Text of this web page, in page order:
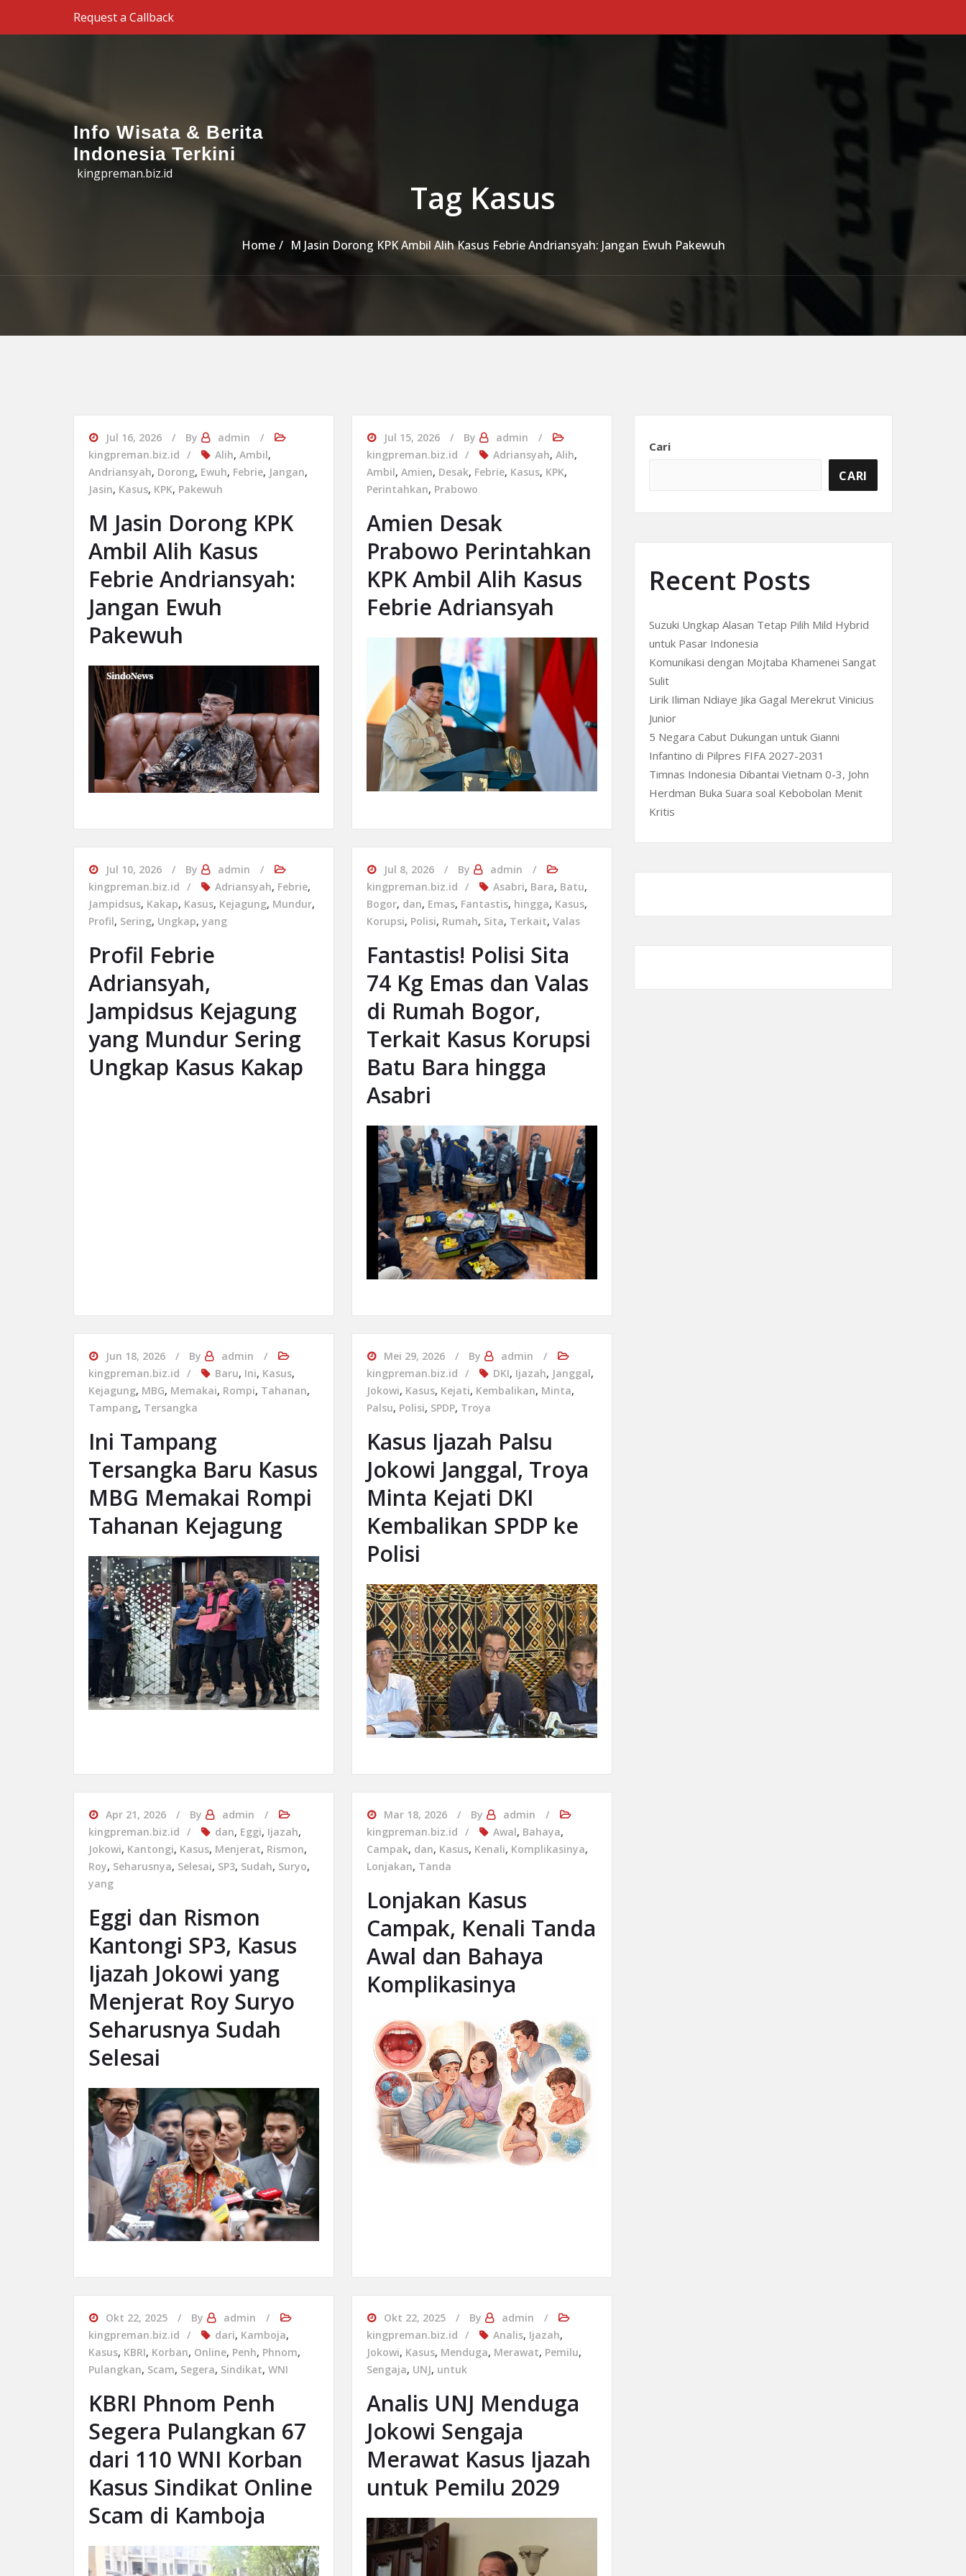
Skip to the contentRequest a Callback
Info Wisata & Berita
Indonesia Terkini
kingpreman.biz.id
Primary Menu
Tag Kasus
Home M Jasin Dorong KPK Ambil Alih Kasus Febrie Andriansyah: Jangan Ewuh Pakewuh
Jul 16, 2026 By
admin
kingpreman.biz.id
Alih, Ambil,
Andriansyah, Dorong, Ewuh, Febrie, Jangan,
Jasin, Kasus, KPK, Pakewuh
M Jasin Dorong KPK
Ambil Alih Kasus
Febrie Andriansyah:
Jangan Ewuh
Pakewuh
Jul 15, 2026 By
admin
kingpreman.biz.id
Adriansyah, Alih,
Ambil, Amien, Desak, Febrie, Kasus, KPK,
Perintahkan, Prabowo
Amien Desak
Prabowo Perintahkan
KPK Ambil Alih Kasus
Febrie Adriansyah
Jul 10, 2026 By
admin
kingpreman.biz.id
Adriansyah, Febrie,
Jampidsus, Kakap, Kasus, Kejagung, Mundur,
Profil, Sering, Ungkap, yang
Profil Febrie
Adriansyah,
Jampidsus Kejagung
yang Mundur Sering
Ungkap Kasus Kakap
Jul 8, 2026 By
admin
kingpreman.biz.id
Asabri, Bara, Batu,
Bogor, dan, Emas, Fantastis, hingga, Kasus,
Korupsi, Polisi, Rumah, Sita, Terkait, Valas
Fantastis! Polisi Sita
74 Kg Emas dan Valas
di Rumah Bogor,
Terkait Kasus Korupsi
Batu Bara hingga
Asabri
Jun 18, 2026 By
admin
kingpreman.biz.id
Baru, Ini, Kasus,
Kejagung, MBG, Memakai, Rompi, Tahanan,
Tampang, Tersangka
Ini Tampang
Tersangka Baru Kasus
MBG Memakai Rompi
Tahanan Kejagung
Mei 29, 2026 By
admin
kingpreman.biz.id
DKI, Ijazah, Janggal,
Jokowi, Kasus, Kejati, Kembalikan, Minta,
Palsu, Polisi, SPDP, Troya
Kasus Ijazah Palsu
Jokowi Janggal, Troya
Minta Kejati DKI
Kembalikan SPDP ke
Polisi
Apr 21, 2026 By
admin
kingpreman.biz.id
dan, Eggi, Ijazah,
Jokowi, Kantongi, Kasus, Menjerat, Rismon,
Roy, Seharusnya, Selesai, SP3, Sudah, Suryo,
yang
Eggi dan Rismon
Kantongi SP3, Kasus
Ijazah Jokowi yang
Menjerat Roy Suryo
Seharusnya Sudah
Selesai
Mar 18, 2026 By
admin
kingpreman.biz.id
Awal, Bahaya,
Campak, dan, Kasus, Kenali, Komplikasinya,
Lonjakan, Tanda
Lonjakan Kasus
Campak, Kenali Tanda
Awal dan Bahaya
Komplikasinya
Okt 22, 2025 By
admin
kingpreman.biz.id
dari, Kamboja,
Kasus, KBRI, Korban, Online, Penh, Phnom,
Pulangkan, Scam, Segera, Sindikat, WNI
KBRI Phnom Penh
Segera Pulangkan 67
dari 110 WNI Korban
Kasus Sindikat Online
Scam di Kamboja
Okt 22, 2025 By
admin
kingpreman.biz.id
Analis, Ijazah,
Jokowi, Kasus, Menduga, Merawat, Pemilu,
Sengaja, UNJ, untuk
Analis UNJ Menduga
Jokowi Sengaja
Merawat Kasus Ijazah
untuk Pemilu 2029
Cari
CARI
Recent Posts
Suzuki Ungkap Alasan Tetap Pilih Mild Hybrid
untuk Pasar Indonesia
Komunikasi dengan Mojtaba Khamenei Sangat
Sulit
Lirik Iliman Ndiaye Jika Gagal Merekrut Vinicius
Junior
5 Negara Cabut Dukungan untuk Gianni
Infantino di Pilpres FIFA 2027-2031
Timnas Indonesia Dibantai Vietnam 0-3, John
Herdman Buka Suara soal Kebobolan Menit
Kritis